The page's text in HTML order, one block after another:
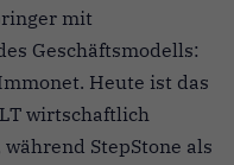
mit
Geschäftsmodells:
Heute ist das
wirtschaftlich
StepStone als